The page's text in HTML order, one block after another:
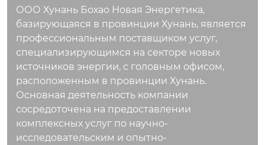
ООО Хунань Бохао Новая Энергетика,
базирующаяся в провинции Хунань, является
профессиональным поставщиком услуг,
специализирующимся на секторе новых
источников энергии, с головным офисом,
расположенным в провинции Хунань.
Основная деятельность компании
сосредоточена на предоставлении
комплексных услуг по научно-
исследовательским и опытно-